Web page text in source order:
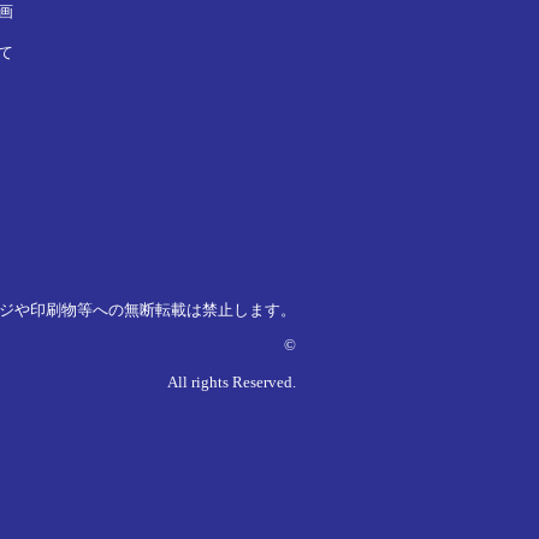
や印刷物等への無断転載は禁止します。
©
All rights Reserved.